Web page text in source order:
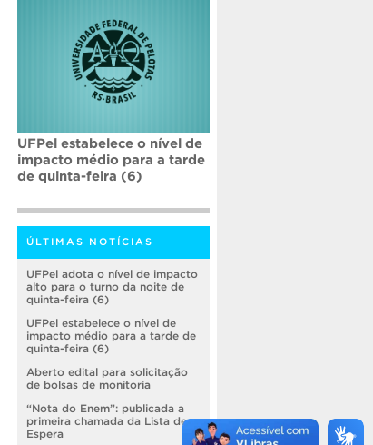
UFPel estabelece o nível de
impacto médio para a tarde
de quinta-feira (6)
ÚLTIMAS NOTÍCIAS
UFPel adota o nível de impacto
alto para o turno da noite de
quinta-feira (6)
UFPel estabelece o nível de
impacto médio para a tarde de
quinta-feira (6)
Aberto edital para solicitação
de bolsas de monitoria
“Nota do Enem”: publicada a
primeira chamada da Lista de
Espera